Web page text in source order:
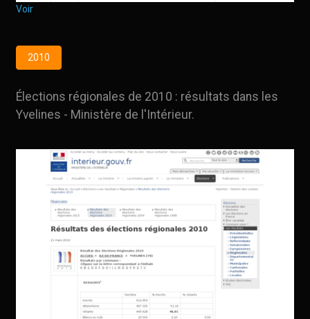
Voir
2010
Élections régionales de 2010 : résultats dans les
Yvelines - Ministère de l'Intérieur.